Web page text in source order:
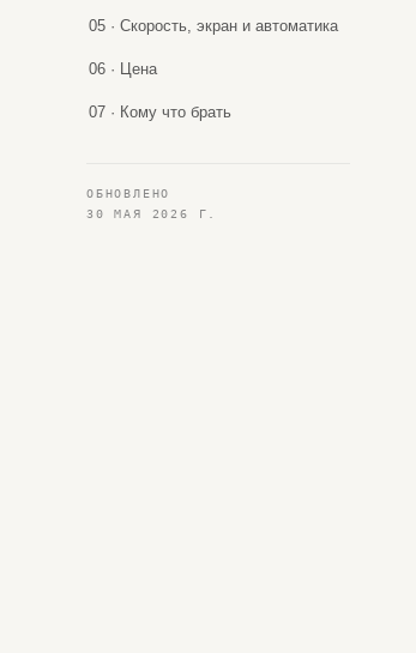
05 · Скорость, экран и автоматика
06 · Цена
07 · Кому что брать
ОБНОВЛЕНО
30 МАЯ 2026 Г.